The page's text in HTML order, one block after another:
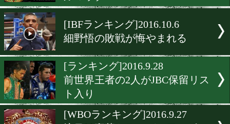
9月MVPはV1の荒川仁人
[OPBFランキング]2016.10.7
今秋は9階級で日本人がタ
ルマッチ